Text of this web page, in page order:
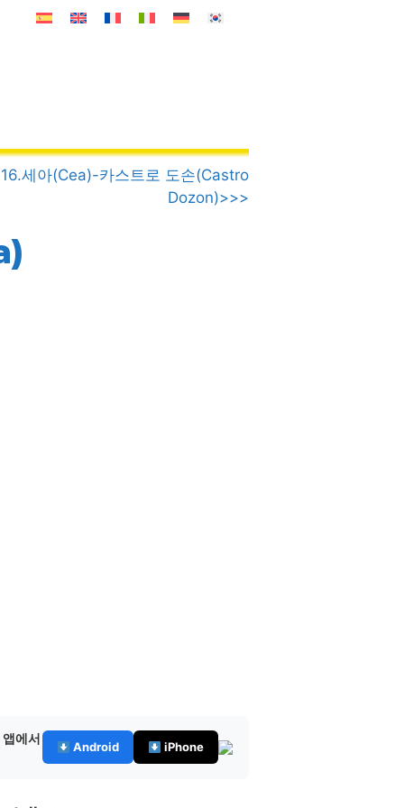
16.세아(Cea)-카스트로 도손(Castro
Dozon)>>>
에서
Android iPhone